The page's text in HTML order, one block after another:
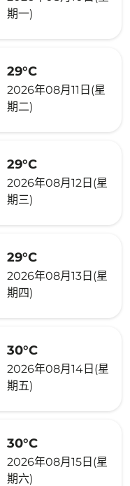
期一)
29°C
2026年08月11日(星
期二)
29°C
2026年08月12日(星
期三)
29°C
2026年08月13日(星
期四)
30°C
2026年08月14日(星
期五)
30°C
2026年08月15日(星
期六)